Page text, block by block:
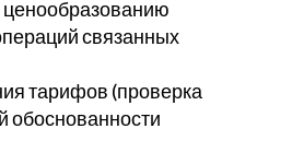
ценообразованию
связанных
тарифов (проверка
обоснованности